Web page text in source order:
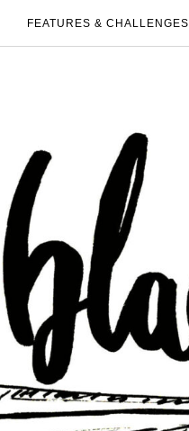
FEATURES & CHALLENGES